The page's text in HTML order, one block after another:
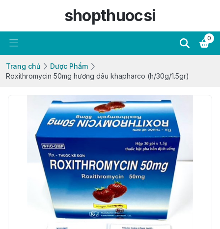
shopthuocsi
0
Trang chủ
Dược Phẩm
Roxithromycin 50mg hương dâu khapharco (h/30g/1.5gr)